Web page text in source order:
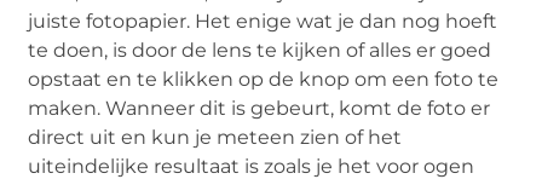
juiste fotopapier. Het enige wat je dan nog hoeft
te doen, is door de lens te kijken of alles er goed
opstaat en te klikken op de knop om een foto te
maken. Wanneer dit is gebeurt, komt de foto er
direct uit en kun je meteen zien of het
uiteindelijke resultaat is zoals je het voor ogen